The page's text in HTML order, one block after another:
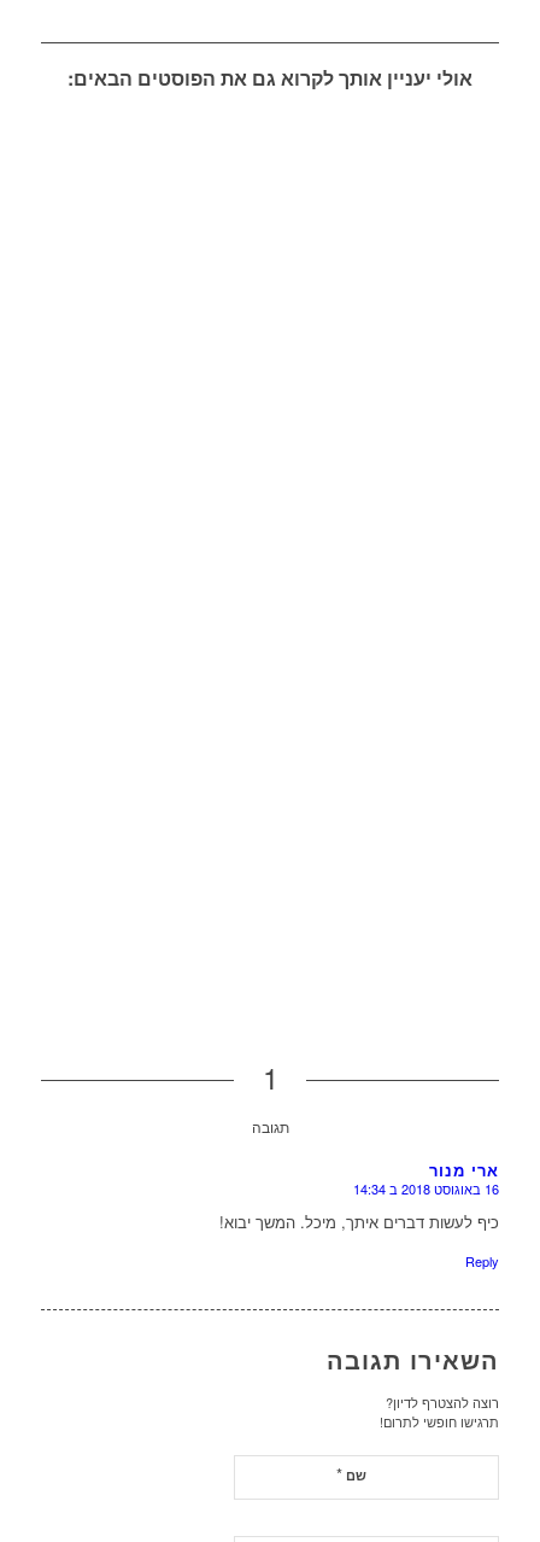
אולי יעניין אותך לקרוא גם את הפוסטים הבאים:
1
תגובה
ארי מנור
16 באוגוסט 2018 ב 14:34
כיף לעשות דברים איתך, מיכל. המשך יבוא!
Reply
השאירו תגובה
רוצה להצטרף לדיון?
תרגישו חופשי לתרום!
שם*